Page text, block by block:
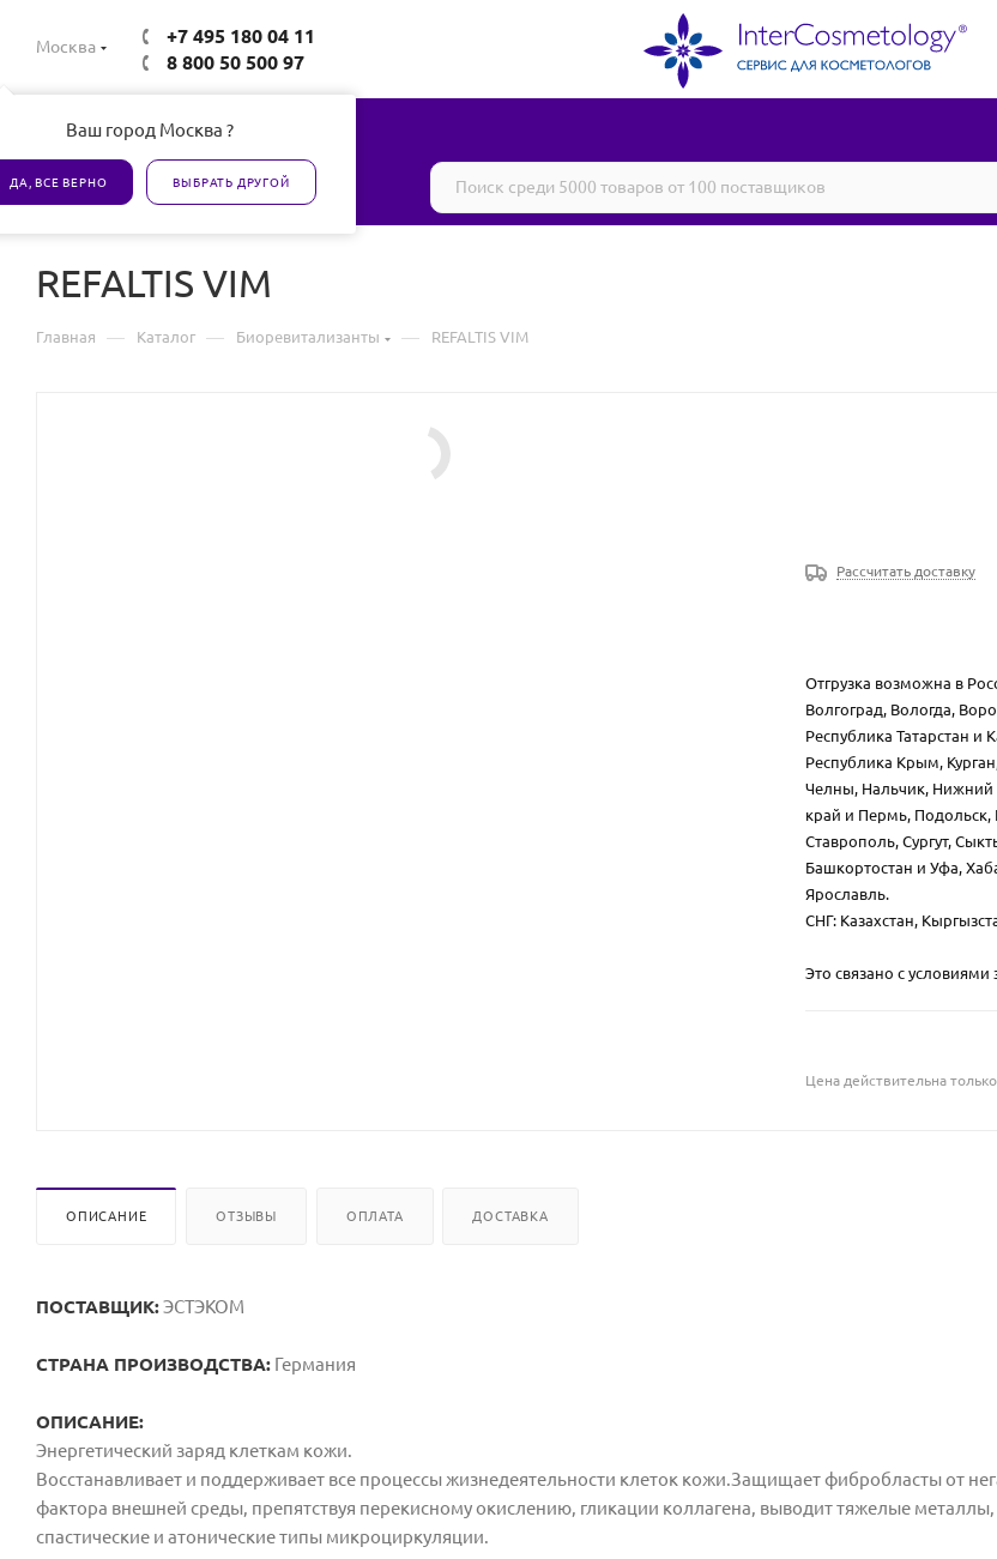
Москва
Ваш город Москва ?
ДА, ВСЕ ВЕРНО ВЫБРАТЬ ДРУГОЙ
+7 495 180 04 11
8 800 50 500 97
Все товары сертифицированы
REFALTIS VIM
Главная — Каталог — Биоревитализанты — REFALTIS VIM
Рассчитать доставку
Отгрузка возможна в
Волгоград, Вологда,
Республика Татарстан и
Республика Крым,
Челны, Нальчик, Нижний
край и Пермь, Подольск,
Ставрополь, Сургут,
Башкортостан и Уфа,
Ярославль.
СНГ: Казахстан,
Это связано с
Цена действительна
ОПИСАНИЕ ОТЗЫВЫ ОПЛАТА ДОСТАВКА
ПОСТАВЩИК:ЭСТЭКОМ
СТРАНА ПРОИЗВОДСТВА: Германия
ОПИСАНИЕ:
Энергетический заряд клеткам кожи.
Восстанавливает и поддерживает все процессы жизнедеятельности клеток кожи.Защищает фибробласты от
фактора внешней среды, препятствуя перекисному окислению, гликации коллагена, выводит тяжелые
спастические и атонические типы микроциркуляции.